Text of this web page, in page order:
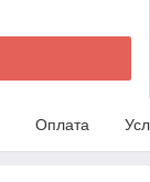
Оплата